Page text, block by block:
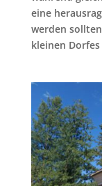
eine
werden
kleinen Dorfes